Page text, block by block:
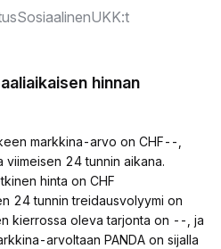
SosiaalinenUKK:t
hinnan
markkina-arvo on CHF--,
viimeisen 24 tunnin aikana.
hinta on CHF
24 tunnin treidausvolyymi on
kierrossa oleva tarjonta on --, ja
arvoltaan PANDA on sijalla